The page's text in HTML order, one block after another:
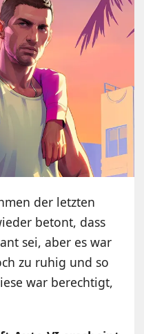
der letzten
betont, dass
sei, aber es war
zu ruhig und so
war berechtigt,